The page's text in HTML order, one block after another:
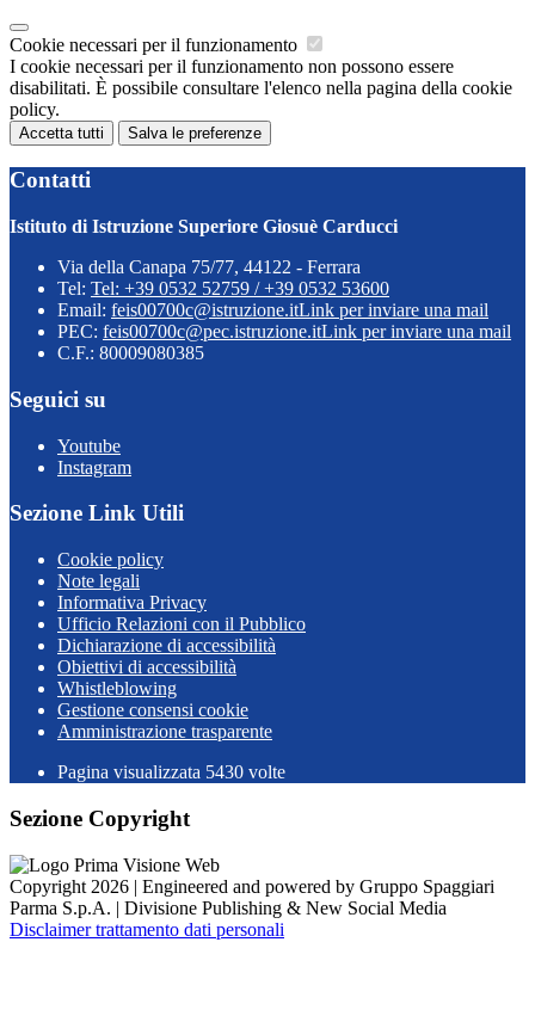
Cookie necessari per il funzionamento
I cookie necessari per il funzionamento non possono essere
disabilitati. È possibile consultare l'elenco nella pagina della cookie
policy.
Accetta tutti Salva le preferenze
Contatti
Istituto di Istruzione Superiore Giosuè Carducci
Via della Canapa 75/77, 44122 - Ferrara
Tel: Tel: +39 0532 52759 / +39 0532 53600
Email: feis00700c@istruzione.itLink per inviare una mail
PEC: feis00700c@pec.istruzione.itLink per inviare una mail
C.F.: 80009080385
Seguici su
Youtube
Instagram
Sezione Link Utili
Cookie policy
Note legali
Informativa Privacy
Ufficio Relazioni con il Pubblico
Dichiarazione di accessibilità
Obiettivi di accessibilità
Whistleblowing
Gestione consensi cookie
Amministrazione trasparente
Pagina visualizzata 5430 volte
Sezione Copyright
Copyright 2026 | Engineered and powered by Gruppo Spaggiari
Parma S.p.A. | Divisione Publishing & New Social Media
Disclaimer trattamento dati personali